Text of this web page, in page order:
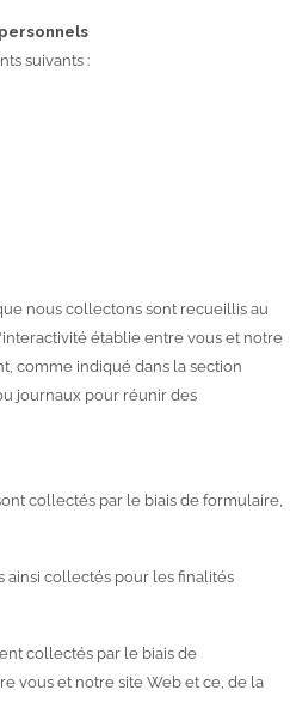
suivants :
nous collectons sont recueillis au
établie entre vous et notre
comme indiqué dans la section
journaux pour réunir des
collectés par le biais de formulaire,
ainsi collectés pour les finalités
collectés par le biais de
vous et notre site Web et ce, de la